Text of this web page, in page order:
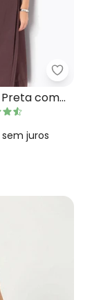
com Bolsos e
Quintess
Preta com
semjuros